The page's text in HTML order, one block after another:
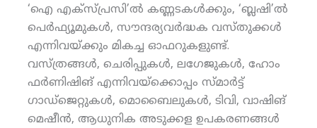
‘ഐ എക്‌സ്പ്രസി’ല്‍ കണ്ണടകള്‍ക്കും, ‘ബ്ലഷി’ല്‍
പെര്‍ഫ്യൂമുകള്‍, സൗന്ദര്യവര്‍ദ്ധക വസ്തുക്കള്‍
എന്നിവയ്ക്കും മികച്ച ഓഫറുകളുണ്ട്.
വസ്ത്രങ്ങള്‍, ചെരിപ്പുകള്‍, ലഗേജുകള്‍, ഹോം
ഫര്‍ണിഷിങ് എന്നിവയ്‌ക്കൊപ്പം സ്മാര്‍ട്ട്
ഗാഡ്‌ജെറ്റുകള്‍, മൊബൈലുകള്‍, ടിവി, വാഷിങ്
മെഷീന്‍, ആധുനിക അടുക്കള ഉപകരണങ്ങള്‍